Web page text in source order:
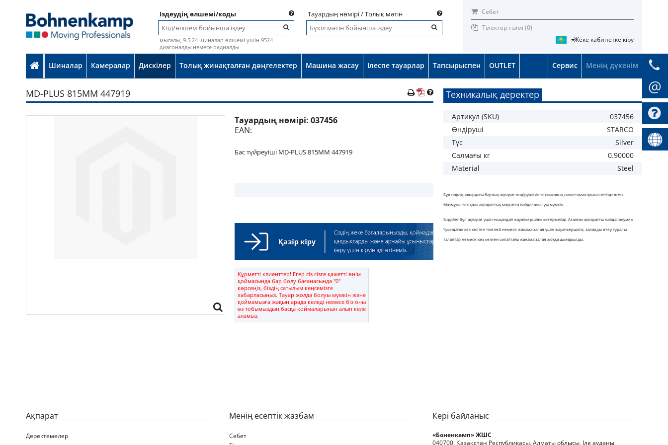
Тауардың нөмірі / Толық мәтін
Іздеудің өлшемі/коды
мысалы, 9.5 24 шиналар өлшемі үшін 9524
диагоналды немесе радиалды
Себет
Тілектер тізімі (0)
Жеке кабинетке кіру
Шиналар Камералар Дискілер Толық жинақталған дөңгелектер Машина жасау Ілеспе тауарлар Тапсырыспен OUTLET Менің дүкенім
Сервис
MD-PLUS 815MM 447919
Тауардың нөмірі: 037456
EAN:
Бас түйреуіші MD-PLUS 815MM 447919
Құрметті клиенттер! Егер сіз сізге қажетті өнім
қоймасында бар болу бағанасында "0"
көрсеңіз, біздің сатылым кеңсемізге
хабарласыңыз. Тауар жолда болуы мүмкін және
қоймамызға жақын арада келеді немесе біз оны
өз тобымыздың басқа қоймаларынан алып келе
аламыз.
Техникалық деректер
Артикул (SKU)
037456
Өндіруші
STARCO
Түс
Silver
Салмағы кг
0.90000
Material
Steel
Бұл парақшалардағы барлық ақпарат өндірушінің техникалық сипаттамаларына негізделген.
Мазмұны тек қана ақпараттық мақсатта пайдаланылуы мүмкін.
Supplier бұл ақпарат үшін ешқандай жауапкершілік көтермейді. Аталған ақпаратты пайдаланумен
туындаған кез келген тікелей немесе жанама залал үшін жауапкершілік, залалды өтеу туралы
талаптар немесе кез келген сипаттағы жанама залал жоққа шығарылды.
Ақпарат
Деректемелер
Менің есептік жазбам
Себет
Кері байланыс
«Боненкамп» ЖШС
040700, Қазақстан Республикасы, Алматы облысы, Іле ауданы,
@